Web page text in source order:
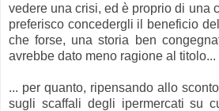
vedere una crisi, ed è proprio di una
preferisco concedergli il beneficio
che forse, una storia ben
avrebbe dato meno ragione al titolo...
... per quanto, ripensando allo
sugli scaffali degli ipermercati su